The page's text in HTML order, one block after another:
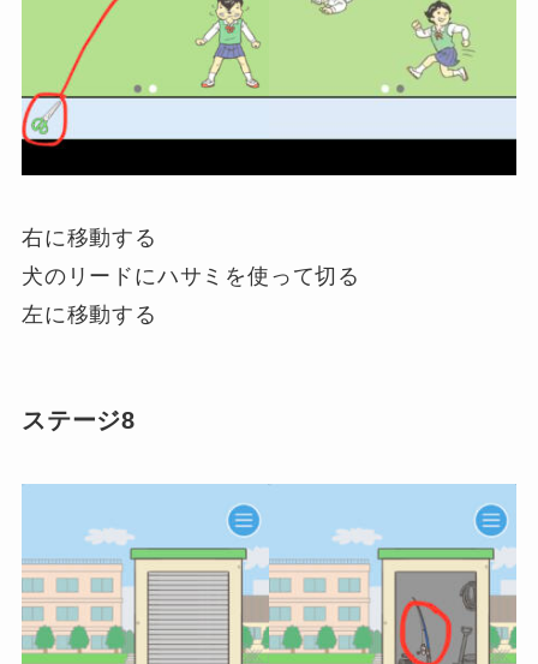
右に移動する
犬のリードにハサミを使って切る
左に移動する
ステージ8